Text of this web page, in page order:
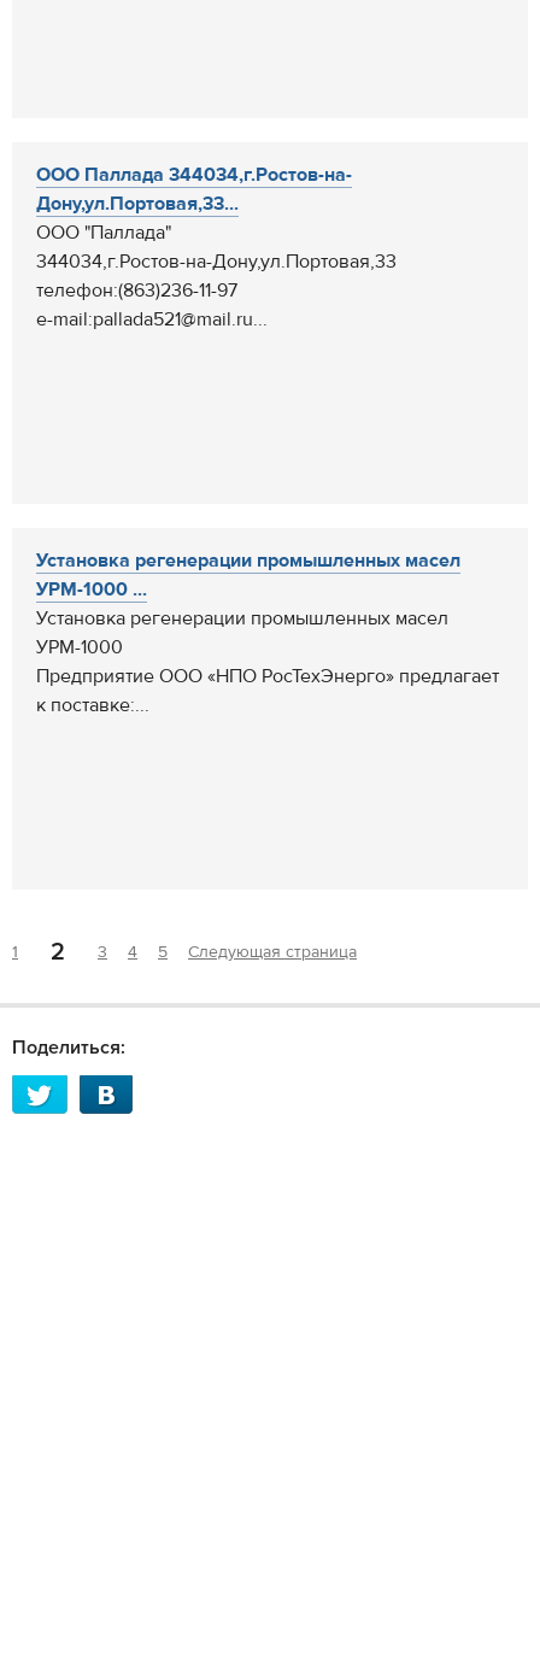
ООО Паллада 344034,г.Ростов-на-
Дону,ул.Портовая,33...
ООО "Паллада"
344034,г.Ростов-на-Дону,ул.Портовая,33
телефон:(863)236-11-97
e-mail:pallada521@mail.ru...
Установка регенерации промышленных масел
УРМ-1000 ...
Установка регенерации промышленных масел
УРМ-1000
Предприятие ООО «НПО РосТехЭнерго» предлагает
к поставке:...
1 2 3 4 5 Следующая страница
Поделиться: